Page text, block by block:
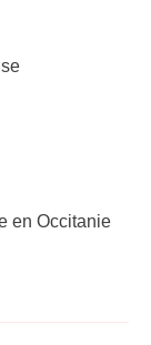
en Occitanie